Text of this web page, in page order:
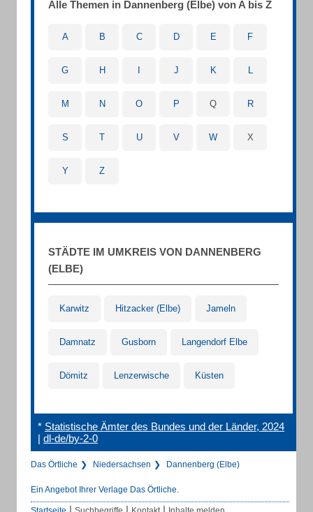
Alle Themen in Dannenberg (Elbe) von A bis Z
A B C D E F
G H J K L
M N O P Q R
S T U V W X
Y Z
STÄDTE IM UMKREIS VON DANNENBERG
(ELBE)
Karwitz Hitzacker (Elbe) Jameln
Damnatz Gusborn Langendorf Elbe
Dömitz Lenzerwische Küsten
* Statistische Ämter des Bundes und der Länder, 2024
| dl-de/by-2-0
Das Örtliche Niedersachsen Dannenberg (Elbe)
Ein Angebot Ihrer Verlage Das Örtliche.
| | |